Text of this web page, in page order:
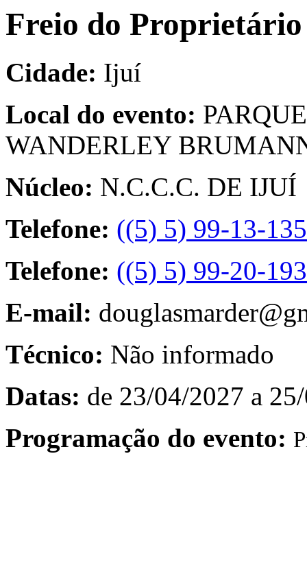
Freio do
Cidade: Ijuí
Local do evento:
WANDERLEY
Núcleo: N.C.C.C. DE IJUÍ
Telefone: ((5) 5) 99-13-
Telefone: ((5) 5) 99-20-
E-mail:
Técnico: Não informado
Datas: de 23/04/2027 a
Programação do evento: